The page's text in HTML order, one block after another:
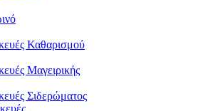
Καθαρισμού
Μαγειρικής
Σιδερώματος